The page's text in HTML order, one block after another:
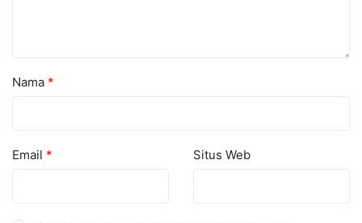
Nama *
Email * Situs Web